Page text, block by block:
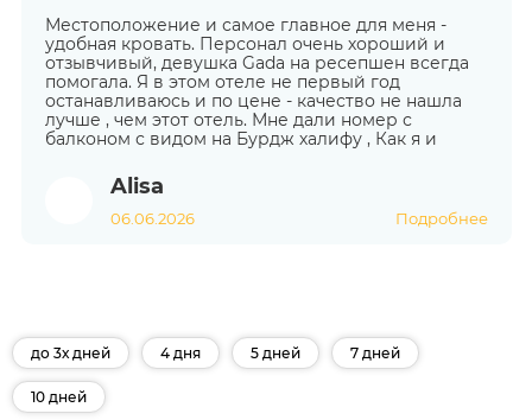
Местоположение и самое главное для меня -
удобная кровать. Персонал очень хороший и
отзывчивый, девушка Gada на ресепшен всегда
помогала. Я в этом отеле не первый год
останавливаюсь и по цене - качество не нашла
лучше , чем этот отель. Мне дали номер с
балконом с видом на Бурдж халифу , Как я и
Alisa
06.06.2026 Подробнее
до 3х дней 4 дня 5 дней 7 дней
10 дней